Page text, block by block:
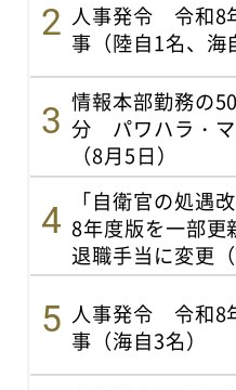
人事発令 令和8
事（陸自1名、海
情報本部勤務の
分 パワハラ・マ
（8月5日）
「自衛官の処遇
8年度版を一部
退職手当に変更（
人事発令 令和8
事（海自3名）